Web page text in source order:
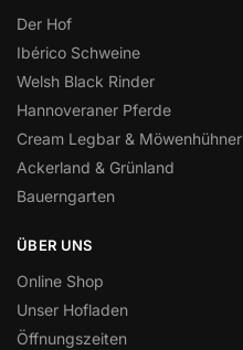
Der Hof
Ibérico Schweine
Welsh Black Rinder
Hannoveraner Pferde
Cream Legbar & Möwenhühner
Ackerland & Grünland
Bauerngarten
ÜBER UNS
Online Shop
Unser Hofladen
Öffnungszeiten